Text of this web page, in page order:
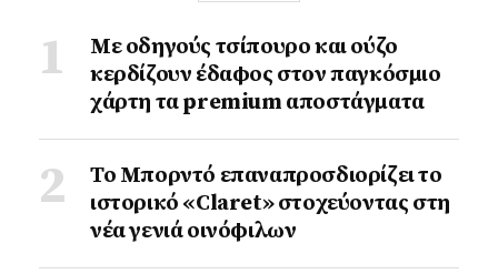
Με οδηγούς τσίπουρο και ούζο
κερδίζουν έδαφος στoν παγκόσμιο
χάρτη τα premium αποστάγματα
Το Μπορντό επαναπροσδιορίζει το
ιστορικό «Claret» στοχεύοντας στη
νέα γενιά οινόφιλων